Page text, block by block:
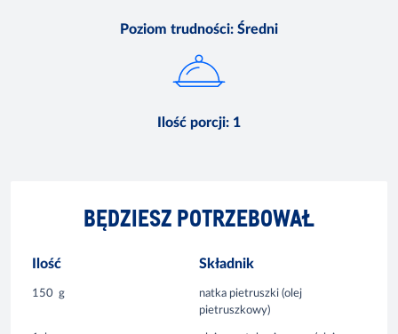
Poziom trudności: Średni
Ilość porcji: 1
BĘDZIESZ POTRZEBOWAŁ
Ilość Składnik
150 g
natka pietruszki (olej
pietruszkowy)